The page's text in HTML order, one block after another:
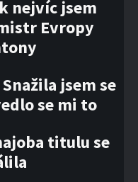
nejvíc jsem
Evropy
jsem se
se mi to
titulu se